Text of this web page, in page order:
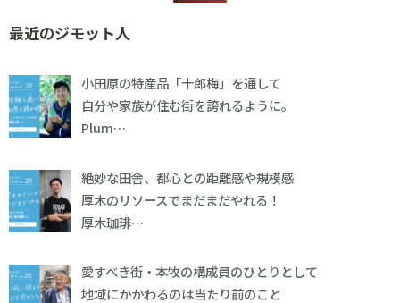
最近のジモット人
小田原の特産品「十郎梅」を通して
自分や家族が住む街を誇れるように。
Plum…
絶妙な田舎、都心との距離感や規模感
厚木のリソースでまだまだやれる！
厚木珈琲…
愛すべき街・本牧の構成員のひとりとして
地域にかかわるのは当たり前のこと